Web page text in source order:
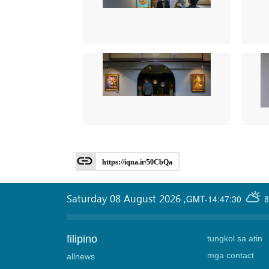
https://iqna.ir/50CbQa
GMT-14:47:30
Saturday 08 August 2026 ,
filipino
allnews
tungkol sa atin
mga contact